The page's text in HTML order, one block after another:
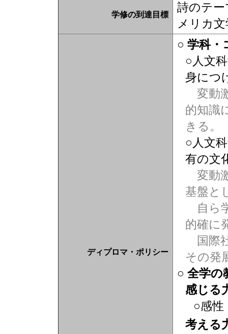
学修の到達目標
詩のテ
メリカ
ディプロマ・ポリシー
○ 学科・
○人文
身につ
変動
的知識
きる。
○人文
有の文
変動
基盤と
自ら
的確に
国際
その発
○ 全学の
感じる
○感性
考える